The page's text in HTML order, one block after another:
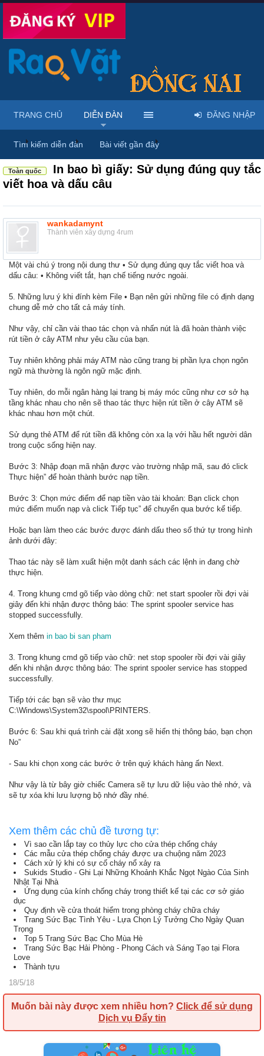
... Diễn đàn Thảo luận chung
Toàn quốc
In bao bì giấy: Sử dụng đúng quy tắc
viết hoa và dấu câu
wankadamynt
Thành viên xây dựng 4rum
Một vài chú ý trong nội dung thư • Sử dụng đúng quy tắc viết hoa và
dấu câu: • Không viết tắt, hạn chế tiếng nước ngoài.
5. Những lưu ý khi đính kèm File • Bạn nên gửi những file có định dạng
chung dễ mở cho tất cả máy tính.
Như vậy, chỉ cần vài thao tác chọn và nhấn nút là đã hoàn thành việc
rút tiền ở cây ATM như yêu cầu của bạn.
Tuy nhiên không phải máy ATM nào cũng trang bị phần lựa chọn ngôn
ngữ mà thường là ngôn ngữ mặc định.
Tuy nhiên, do mỗi ngân hàng lại trang bị máy móc cũng như cơ sở hạ
tầng khác nhau cho nên sẽ thao tác thực hiện rút tiền ở cây ATM sẽ
khác nhau hơn một chút.
Sử dụng thẻ ATM để rút tiền đã không còn xa lạ với hầu hết người dân
trong cuộc sống hiện nay.
Bước 3: Nhập đoạn mã nhận được vào trường nhập mã, sau đó click
Thực hiện” để hoàn thành bước nạp tiền.
Bước 3: Chọn mức điểm để nạp tiền vào tài khoản: Bạn click chọn
mức điểm muốn nạp và click Tiếp tục” để chuyển qua bước kế tiếp.
Hoặc bạn làm theo các bước được đánh dấu theo số thứ tự trong hình
ảnh dưới đây:
Thao tác này sẽ làm xuất hiện một danh sách các lệnh in đang chờ
thực hiện.
4. Trong khung cmd gõ tiếp vào dòng chữ: net start spooler rồi đợi vài
giây đến khi nhận được thông báo: The sprint spooler service has
stopped successfully.
Xem thêm in bao bi san pham
3. Trong khung cmd gõ tiếp vào chữ: net stop spooler rồi đợi vài giây
đến khi nhận được thông báo: The sprint spooler service has stopped
successfully.
Tiếp tới các bạn sẽ vào thư mục
C:\Windows\System32\spool\PRINTERS.
Bước 6: Sau khi quá trình cài đặt xong sẽ hiển thị thông báo, bạn chọn
No”
- Sau khi chọn xong các bước ở trên quý khách hàng ấn Next.
Như vậy là từ bây giờ chiếc Camera sẽ tự lưu dữ liệu vào thẻ nhớ, và
sẽ tự xóa khi lưu lượng bộ nhớ đầy nhé.
Xem thêm các chủ đề tương tự:
Vì sao cần lắp tay co thủy lực cho cửa thép chống cháy
Các mẫu cửa thép chống cháy được ưa chuộng năm 2023
Cách xử lý khi có sự cố cháy nổ xảy ra
Sukids Studio - Ghi Lại Những Khoảnh Khắc Ngọt Ngào Của Sinh
Nhật Tại Nhà
Ứng dụng của kính chống cháy trong thiết kế tại các cơ sở giáo
dục
Quy định về cửa thoát hiểm trong phòng cháy chữa cháy
Trang Sức Bạc Tình Yêu - Lựa Chọn Lý Tưởng Cho Ngày Quan
Trọng
Top 5 Trang Sức Bạc Cho Mùa Hè
Trang Sức Bạc Hải Phòng - Phong Cách và Sáng Tạo tại Flora
Love
Thành tựu
18/5/18
Muốn bài này được xem nhiều hơn? Click để sử dụng
Dịch vụ Đẩy tin
TRANG CHỦ DIỄN ĐÀN
Tìm kiếm diễn đàn Bài viết gần đây
ĐĂNG NHẬP